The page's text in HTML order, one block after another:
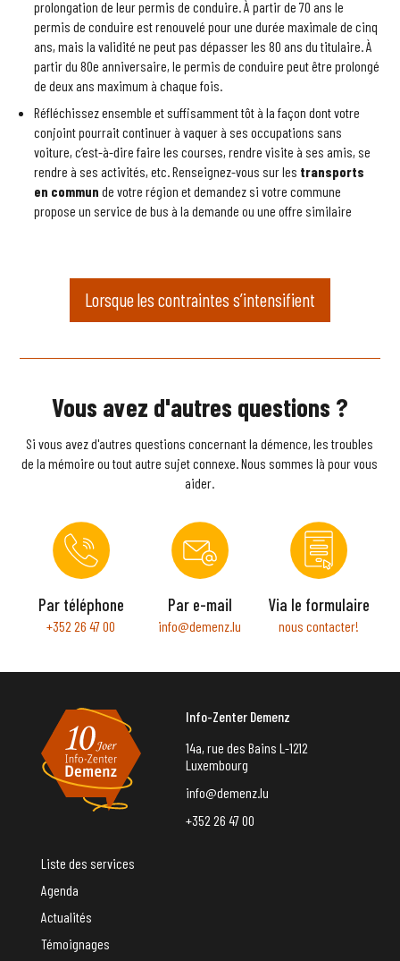
prolongation de leur permis de conduire. À partir de 70 ans le
permis de conduire est renouvelé pour une durée maximale de cinq
ans, mais la validité ne peut pas dépasser les 80 ans du titulaire. À
partir du 80e anniversaire, le permis de conduire peut être prolongé
de deux ans maximum à chaque fois.
Réfléchissez ensemble et suffisamment tôt à la façon dont votre
conjoint pourrait continuer à vaquer à ses occupations sans
voiture, c’est-à-dire faire les courses, rendre visite à ses amis, se
rendre à ses activités, etc. Renseignez-vous sur les transports
en commun de votre région et demandez si votre commune
propose un service de bus à la demande ou une offre similaire
Lorsque les contraintes s’intensifient
Vous avez d'autres questions ?
Si vous avez d'autres questions concernant la démence, les troubles
de la mémoire ou tout autre sujet connexe. Nous sommes là pour vous
aider.
Par téléphone
+352 26 47 00
Par e-mail
info@demenz.lu
Via le formulaire
nous contacter!
Info-Zenter Demenz
14a, rue des Bains L-1212
Luxembourg
info@demenz.lu
+352 26 47 00
Liste des services
Agenda
Actualités
Témoignages